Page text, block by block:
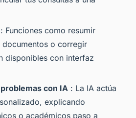
: Funciones como resumir
o corregir
disponibles con interfaz
con IA : La IA actúa
explicando
o académicos paso a